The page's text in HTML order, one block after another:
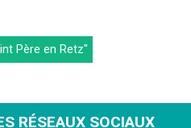
Père en Retz"
RÉSEAUX SOCIAUX